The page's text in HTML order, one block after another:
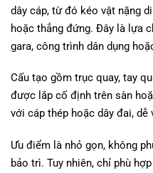
dây cáp, từ đó kéo vật nặng
hoặc thẳng đứng. Đây là lựa
gara, công trình dân dụng
Cấu tạo gồm trục quay, tay
được lắp cố định trên sàn
với cáp thép hoặc dây đai, dễ
Ưu điểm là nhỏ gọn, không
bảo trì. Tuy nhiên, chỉ phù